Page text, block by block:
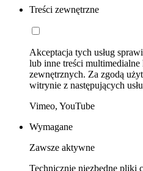
Treści zewnętrzne
Akceptacja tych usług
lub inne treści
zewnętrznych. Za zgodą
witrynie z następujących
Vimeo, YouTube
Wymagane
Zawsze aktywne
Technicznie niezbędne pliki